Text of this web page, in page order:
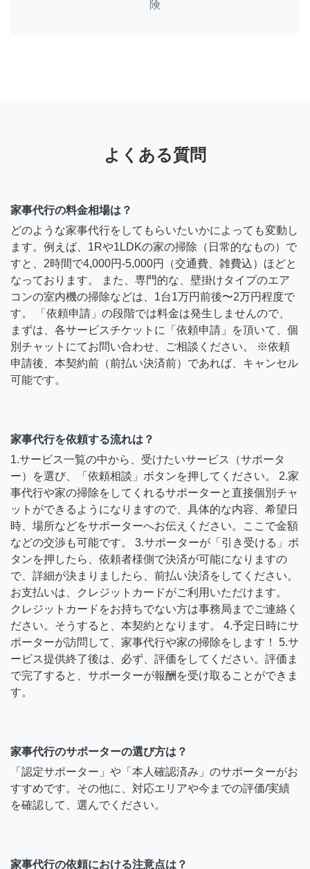
険
よくある質問
家事代行の料金相場は？
どのような家事代行をしてもらいたいかによっても変動し
ます。例えば、1Rや1LDKの家の掃除（日常的なもの）で
すと、2時間で4,000円-5,000円（交通費、雑費込）ほどと
なっております。 また、専門的な、壁掛けタイプのエア
コンの室内機の掃除などは、1台1万円前後〜2万円程度で
す。 「依頼申請」の段階では料金は発生しませんので、
まずは、各サービスチケットに「依頼申請」を頂いて、個
別チャットにてお問い合わせ、ご相談ください。 ※依頼
申請後、本契約前（前払い決済前）であれば、キャンセル
可能です。
家事代行を依頼する流れは？
1.サービス一覧の中から、受けたいサービス（サポータ
ー）を選び、「依頼相談」ボタンを押してください。 2.家
事代行や家の掃除をしてくれるサポーターと直接個別チャ
ットができるようになりますので、具体的な内容、希望日
時、場所などをサポーターへお伝えください。ここで金額
などの交渉も可能です。 3.サポーターが「引き受ける」ボ
タンを押したら、依頼者様側で決済が可能になりますの
で、詳細が決まりましたら、前払い決済をしてください。
お支払いは、クレジットカードがご利用いただけます。
クレジットカードをお持ちでない方は事務局までご連絡く
ださい。そうすると、本契約となります。 4.予定日時にサ
ポーターが訪問して、家事代行や家の掃除をします！ 5.サ
ービス提供終了後は、必ず、評価をしてください。評価ま
で完了すると、サポーターが報酬を受け取ることができま
す。
家事代行のサポーターの選び方は？
「認定サポーター」や「本人確認済み」のサポーターがお
すすめです。その他に、対応エリアや今までの評価/実績
を確認して、選んでください。
家事代行の依頼における注意点は？